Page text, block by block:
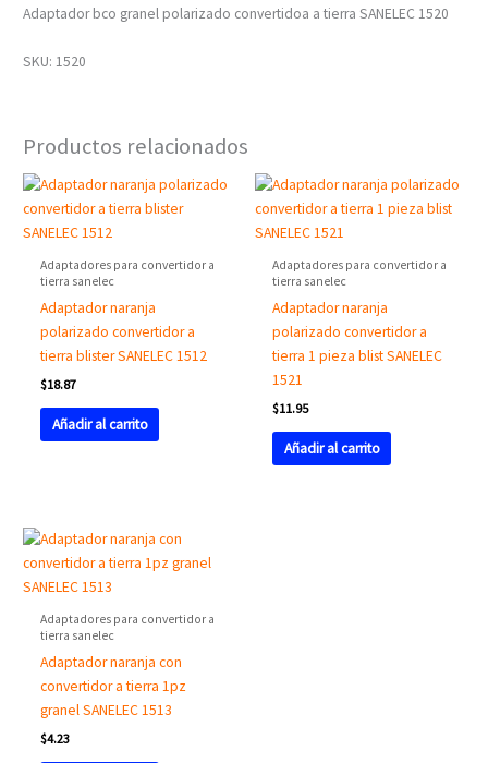
Adaptador bco granel polarizado convertidoa a tierra SANELEC 1520
SKU: 1520
Productos relacionados
Adaptadores para convertidor a
tierra sanelec
Adaptador naranja
polarizado convertidor a
tierra blister SANELEC 1512
$18.87
Añadir al carrito
Adaptadores para convertidor a
tierra sanelec
Adaptador naranja
polarizado convertidor a
tierra 1 pieza blist SANELEC
1521
$11.95
Añadir al carrito
Adaptadores para convertidor a
tierra sanelec
Adaptador naranja con
convertidor a tierra 1pz
granel SANELEC 1513
$4.23